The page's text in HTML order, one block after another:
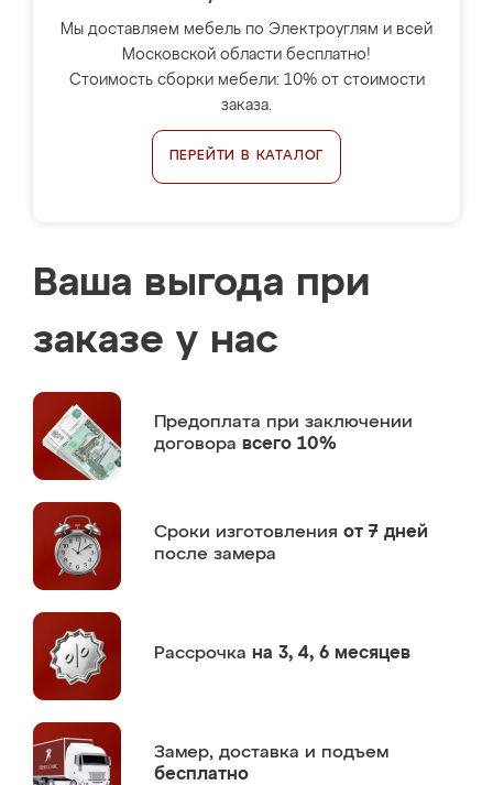
Мы доставляем мебель по Электроуглям и всей
Московской области бесплатно!
Стоимость сборки мебели: 10% от стоимости
заказа.
ПЕРЕЙТИ В КАТАЛОГ
Ваша выгода при
заказе у нас
Предоплата при заключении
договора всего 10%
Сроки изготовления от 7 дней
после замера
Рассрочка на 3, 4, 6 месяцев
Замер, доставка и подъем
бесплатно